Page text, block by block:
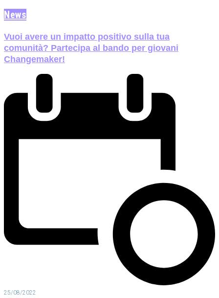
News
Vuoi avere un impatto positivo sulla tua
comunità? Partecipa al bando per giovani
Changemaker!
25/08/2022